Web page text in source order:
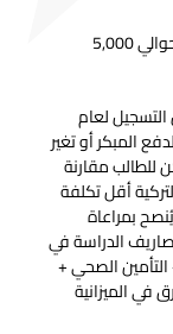
الهندسة الطبية الحيوية (بالإنجليزية): أيضًا حوالي 5,000
لعام
المبكر أو تغير
للطالب مقارنة
أقل تكلفة
بمراعاة
الدراسة في
الصحي +
في الميزانية